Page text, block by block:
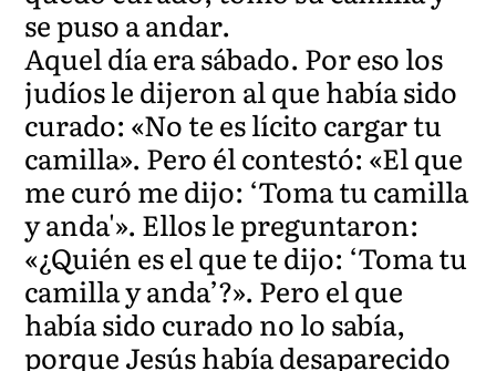
se puso a andar.
Aquel día era sábado. Por eso los
judíos le dijeron al que había sido
curado: «No te es lícito cargar tu
camilla». Pero él contestó: «El que
me curó me dijo: ‘Toma tu camilla
y anda'». Ellos le preguntaron:
«¿Quién es el que te dijo: ‘Toma tu
camilla y anda’?». Pero el que
había sido curado no lo sabía,
porque Jesús había desaparecido